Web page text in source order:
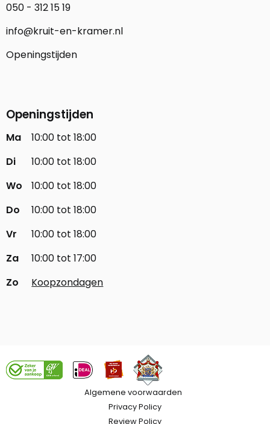
050 - 312 15 19
info@kruit-en-kramer.nl
Openingstijden
Openingstijden
Ma
10:00 tot 18:00
Di
10:00 tot 18:00
Wo
10:00 tot 18:00
Do
10:00 tot 18:00
Vr
10:00 tot 18:00
Za
10:00 tot 17:00
Zo
Koopzondagen
Algemene voorwaarden
Privacy Policy
Review Policy